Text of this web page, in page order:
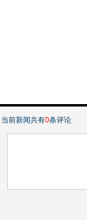
当前新闻共有0条评论